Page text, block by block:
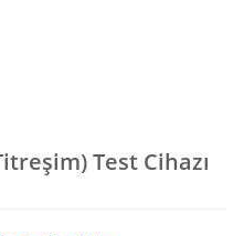
Test Cihazı